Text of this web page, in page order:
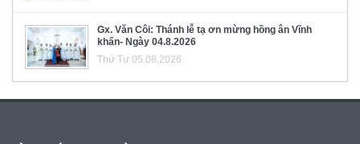
Gx. Văn Côi: Thánh lễ tạ ơn mừng hồng ân Vĩnh
khấn- Ngày 04.8.2026
Thứ Tư 05.08.2026